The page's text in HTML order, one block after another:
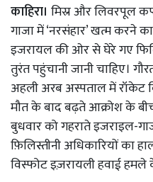
काहिरा। मिस्र और लिवरपूल
गाजा में ‘नरसंहार’ खत्म करने
इजरायल की ओर से घेरे गए
तुरंत पहुंचानी जानी चाहिए।
अहली अरब अस्पताल में रॉकेट
मौत के बाद बढ़ते आक्रोश के
बुधवार को गहराते इजराइल-
फ़िलिस्तीनी अधिकारियों का
विस्फोट इज़रायली हवाई